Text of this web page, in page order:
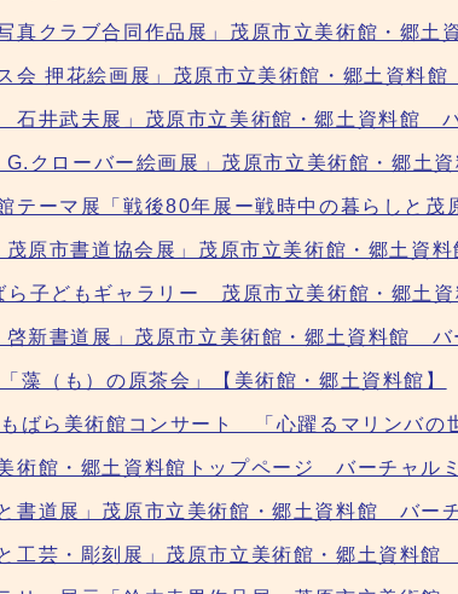
写真クラブ合同作品展」茂原市立美術館・郷
ス会 押花絵画展」茂原市立美術館・郷土資料
石井武夫展」茂原市立美術館・郷土資料館
G.クローバー絵画展」茂原市立美術館・郷土
テーマ展「戦後80年展ー戦時中の暮らしと
茂原市書道協会展」茂原市立美術館・郷土資
ら子どもギャラリー 茂原市立美術館・郷土資
啓新書道展」茂原市立美術館・郷土資料館 バ
（も）の原茶会」【美術館・郷土資料館】
ばら美術館コンサート 「心躍るマリンバの
術館・郷土資料館トップページ バーチャル
と書道展」茂原市立美術館・郷土資料館 バー
と工芸・彫刻展」茂原市立美術館・郷土資料